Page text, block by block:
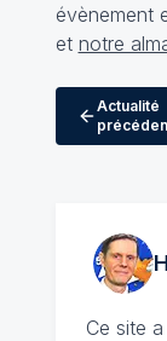
évènement
et notre
Actualité
Ce site